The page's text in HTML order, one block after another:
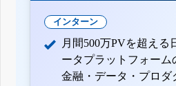
インターン
月間500万PVを超える
ータプラットフォーム
金融・データ・プロダ